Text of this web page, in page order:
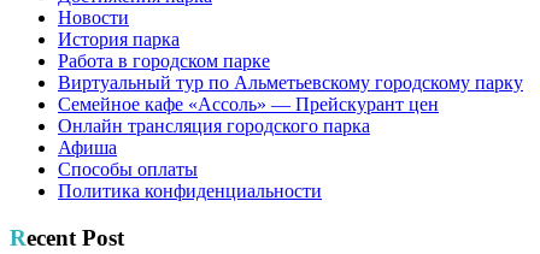
Новости
История парка
Работа в городском парке
Виртуальный тур по Альметьевскому городскому парку
Семейное кафе «Ассоль» — Прейскурант цен
Онлайн трансляция городского парка
Афиша
Способы оплаты
Политика конфиденциальности
Recent Post